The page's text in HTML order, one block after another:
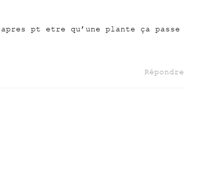
pt etre qu’une plante ça passe
Répondre